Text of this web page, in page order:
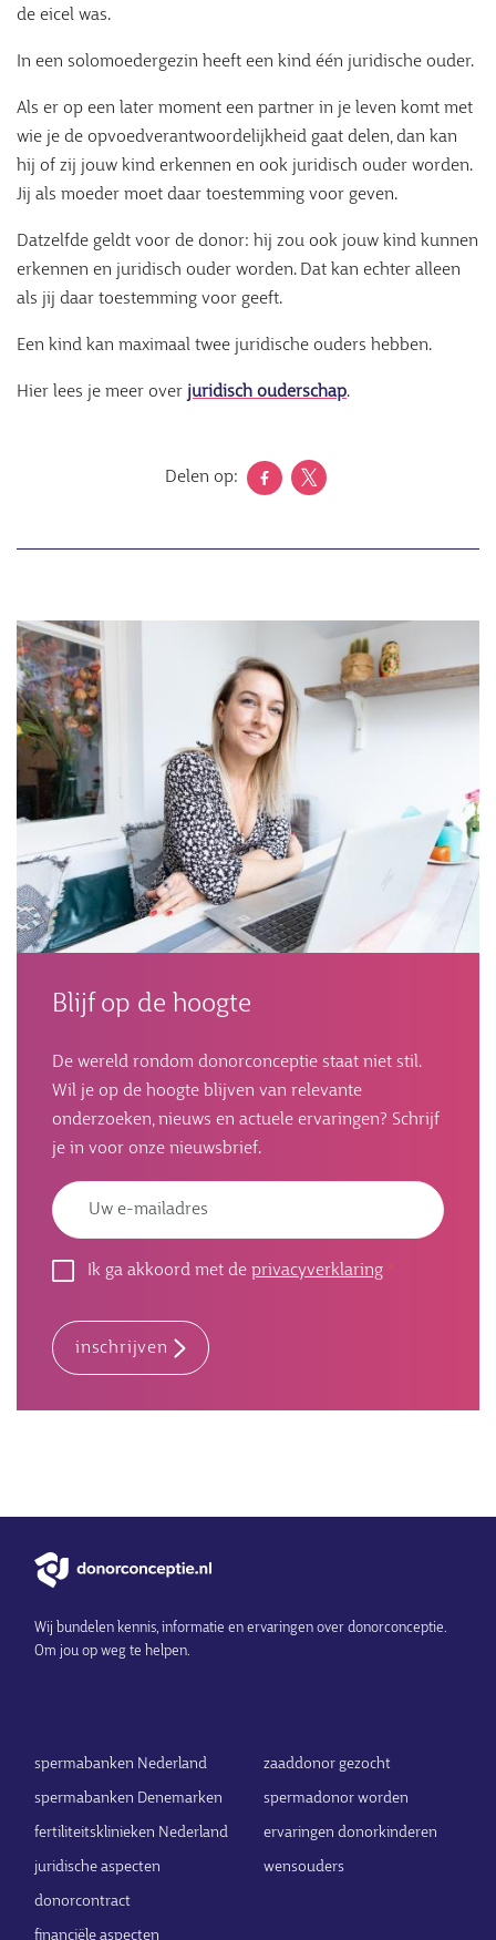
de eicel was.
In een solomoedergezin heeft een kind één juridische ouder.
Als er op een later moment een partner in je leven komt met
wie je de opvoedverantwoordelijkheid gaat delen, dan kan
hij of zij jouw kind erkennen en ook juridisch ouder worden.
Jij als moeder moet daar toestemming voor geven.
Datzelfde geldt voor de donor: hij zou ook jouw kind kunnen
erkennen en juridisch ouder worden. Dat kan echter alleen
als jij daar toestemming voor geeft.
Een kind kan maximaal twee juridische ouders hebben.
Hier lees je meer over juridisch ouderschap.
Delen op:
Afbeelding
Blijf op de hoogte
De wereld rondom donorconceptie staat niet stil.
Wil je op de hoogte blijven van relevante
onderzoeken, nieuws en actuele ervaringen? Schrijf
je in voor onze nieuwsbrief.
Ik ga akkoord met de privacyverklaring
inschrijven
Wij bundelen kennis, informatie en ervaringen over donorconceptie.
Om jou op weg te helpen.
spermabanken Nederland
spermabanken Denemarken
fertiliteitsklinieken Nederland
juridische aspecten
donorcontract
financiële aspecten
zaaddonor gezocht
spermadonor worden
ervaringen donorkinderen
wensouders